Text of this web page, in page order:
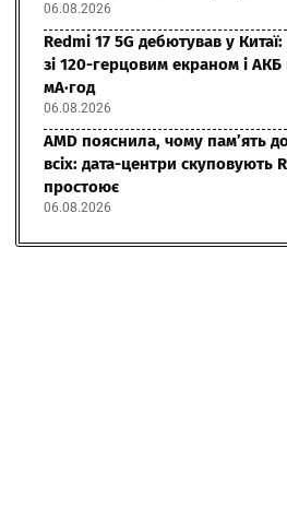
06.08.2026
Redmi 17 5G дебютував у
зі 120-герцовим екраном і
мА·год
06.08.2026
AMD пояснила, чому пам’ять
всіх: дата-центри скуповують
простоює
06.08.2026